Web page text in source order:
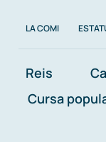
LA COMI
Reis
Cursa